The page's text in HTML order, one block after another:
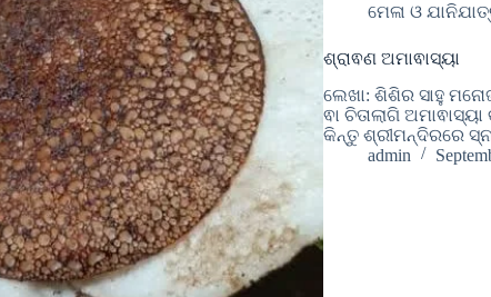
ମେଳା ଓ
ଶ୍ରାଵଣ ଅମାଵାସ୍ୟା
ଲେଖା: ଶିଶିର ସାହୁ
ଵା ଚିତାଲାଗି
କିନ୍ତୁ ଶ୍ରୀମନ୍ଦିରରେ
admin